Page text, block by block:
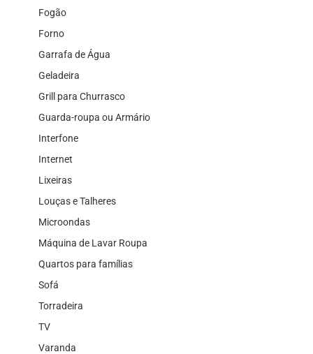
Fogão
Forno
Garrafa de Água
Geladeira
Grill para Churrasco
Guarda-roupa ou Armário
Interfone
Internet
Lixeiras
Louças e Talheres
Microondas
Máquina de Lavar Roupa
Quartos para famílias
Sofá
Torradeira
TV
Varanda